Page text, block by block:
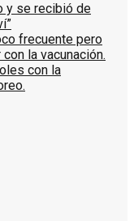
y se recibió de
frecuente pero
la vacunación.
con la